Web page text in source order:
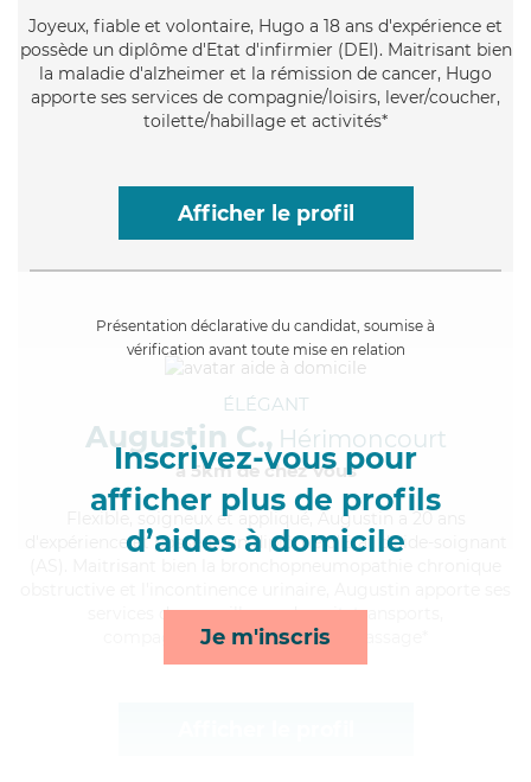
Joyeux, fiable et volontaire, Hugo a 18 ans d'expérience et
possède un diplôme d'Etat d'infirmier (DEI). Maitrisant bien
la maladie d'alzheimer et la rémission de cancer, Hugo
apporte ses services de compagnie/loisirs, lever/coucher,
toilette/habillage et activités*
Afficher le profil
Présentation déclarative du candidat, soumise à
vérification avant toute mise en relation
Inscrivez-vous pour
afficher plus de profils
d’aides à domicile
Je m'inscris
ÉLÉGANT
Augustin C., Hérimoncourt
à 5km de chez Vous
, soigneux et appliqué, Augustin a 20 ans
d'expérience et possède un diplôme d'Etat d'aide-soignant
services de surveillance de nuit, transports,
compagnie/loisirs et lessive/repassage*